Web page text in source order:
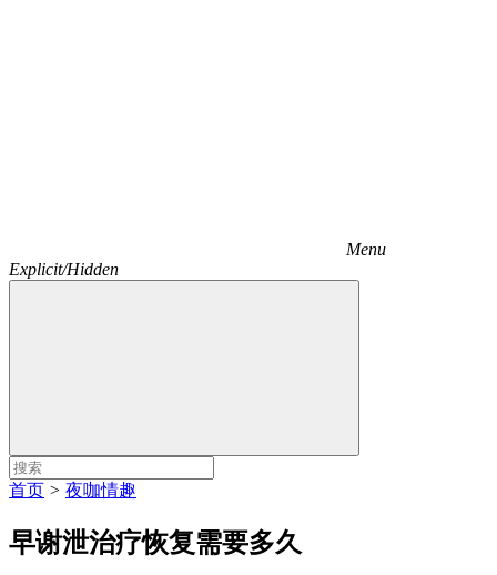
Menu
Explicit/Hidden
首页 > 夜咖情趣
早谢泄治疗恢复需要多久